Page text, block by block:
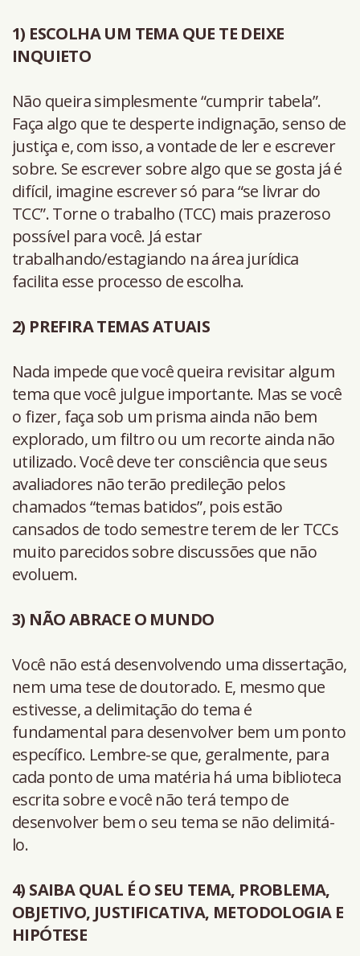
1) ESCOLHA UM TEMA QUE TE DEIXE
INQUIETO
Não queira simplesmente “cumprir tabela”.
Faça algo que te desperte indignação, senso de
justiça e, com isso, a vontade de ler e escrever
sobre. Se escrever sobre algo que se gosta já é
difícil, imagine escrever só para “se livrar do
TCC”. Torne o trabalho (TCC) mais prazeroso
possível para você. Já estar
trabalhando/estagiando na área jurídica
facilita esse processo de escolha.
2) PREFIRA TEMAS ATUAIS
Nada impede que você queira revisitar algum
tema que você julgue importante. Mas se você
o fizer, faça sob um prisma ainda não bem
explorado, um filtro ou um recorte ainda não
utilizado. Você deve ter consciência que seus
avaliadores não terão predileção pelos
chamados “temas batidos”, pois estão
cansados de todo semestre terem de ler TCCs
muito parecidos sobre discussões que não
evoluem.
3) NÃO ABRACE O MUNDO
Você não está desenvolvendo uma dissertação,
nem uma tese de doutorado. E, mesmo que
estivesse, a delimitação do tema é
fundamental para desenvolver bem um ponto
específico. Lembre-se que, geralmente, para
cada ponto de uma matéria há uma biblioteca
escrita sobre e você não terá tempo de
desenvolver bem o seu tema se não delimitá-
lo.
4) SAIBA QUAL É O SEU TEMA, PROBLEMA,
OBJETIVO, JUSTIFICATIVA, METODOLOGIA E
HIPÓTESE